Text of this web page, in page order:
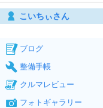
こいちぃさん
ブログ
整備手帳
クルマレビュー
フォトギャラリー